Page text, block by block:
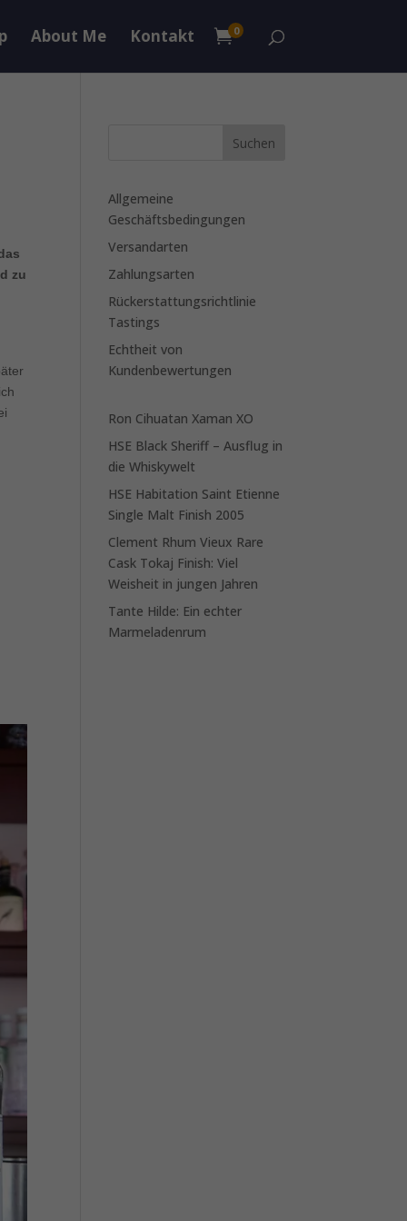
About Me Kontakt 0
zu
Allgemeine
Geschäftsbedingungen
Versandarten
Zahlungsarten
Rückerstattungsrichtlinie
Tastings
Echtheit von
Kundenbewertungen
Ron Cihuatan Xaman XO
HSE Black Sheriff – Ausflug in
die Whiskywelt
HSE Habitation Saint Etienne
Single Malt Finish 2005
Clement Rhum Vieux Rare
Cask Tokaj Finish: Viel
Weisheit in jungen Jahren
Tante Hilde: Ein echter
Marmeladenrum